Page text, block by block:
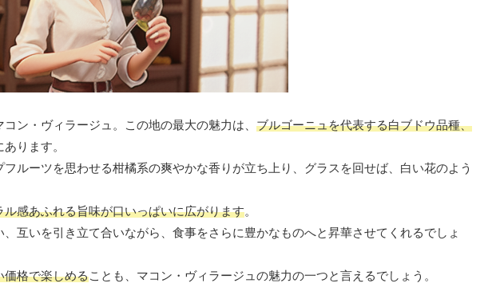
ン・ヴィラージュ。この地の最大の魅力は、 ブルゴーニュを代表する白ブドウ品種、
あります。
ルーツを思わせる柑橘系の爽やかな香りが立ち上り、グラスを回せば、白い花のよう
感あふれる旨味が口いっぱいに広がります。
互いを引き立て合いながら、食事をさらに豊かなものへと昇華させてくれるでしょ
価格で楽しめることも、マコン・ヴィラージュの魅力の一つと言えるでしょう。